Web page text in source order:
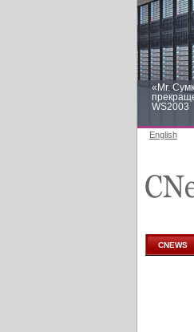
«Mr.
WS2003
English
CNEWS